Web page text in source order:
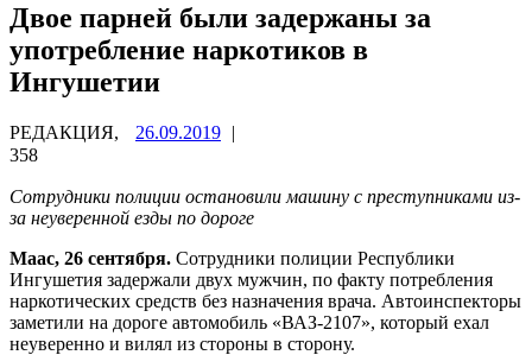
Двое парней были задержаны за
употребление наркотиков в
Ингушетии
РЕДАКЦИЯ, 26.09.2019 |
358
Сотрудники полиции остановили машину с преступниками из-
за неуверенной езды по дороге
Маас, 26 сентября. Сотрудники полиции Республики
Ингушетия задержали двух мужчин, по факту потребления
наркотических средств без назначения врача. Автоинспекторы
заметили на дороге автомобиль «ВАЗ-2107», который ехал
неуверенно и вилял из стороны в сторону.